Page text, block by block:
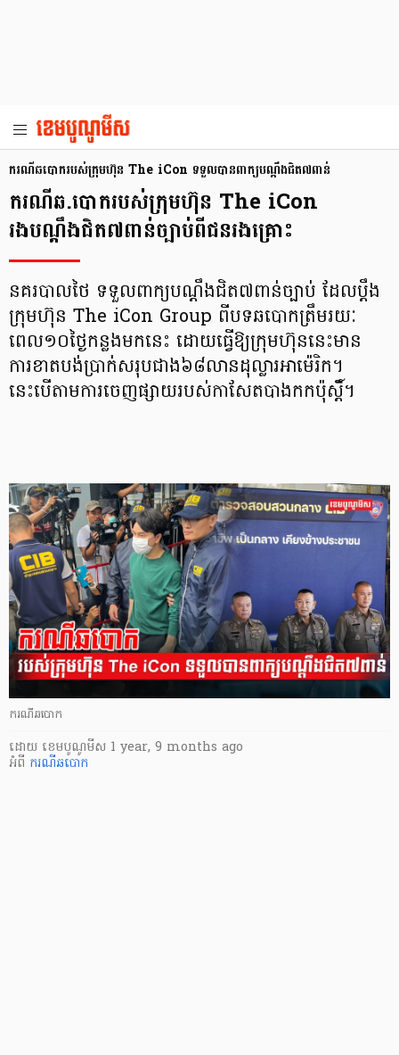
ករណីឆបោករបស់ក្រុមហ៊ុន The iCon ទទួលបានពាក្យបណ្តឹងជិត៧ពាន់
ករណីឆ.បោករបស់ក្រុមហ៊ុន The iCon
រងបណ្តឹងជិត៧ពាន់ច្បាប់ពីជនរងគ្រោះ
នគរបាលថៃ ទទួលពាក្យបណ្តឹងជិត៧ពាន់ច្បាប់ ដែលប្ដឹង
ក្រុមហ៊ុន The iCon Group ពីបទឆបោកត្រឹមរយៈ
ពេល១០ថ្ងៃកន្លងមកនេះ ដោយធ្វើឱ្យក្រុមហ៊ុននេះមាន
ការខាតបង់ប្រាក់សរុបជាង៦៨លានដុល្លារអាម៉េរិក។
នេះបើតាមការចេញផ្សាយរបស់កាសែតបាងកកប៉ុស្តិ៍។
ករណីឆបោក
ដោយ ​ ខេមបូណូមីស 1 year, 9 months ago
អំពី ករណីឆបោក